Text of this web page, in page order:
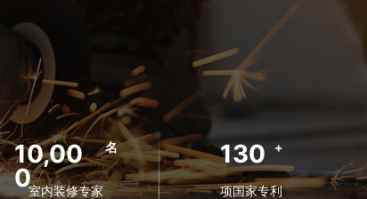
10,00
0
名
室内装修专家
130 +
项国家专利